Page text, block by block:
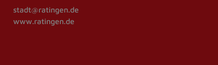
stadt@ratingen.de
www.ratingen.de